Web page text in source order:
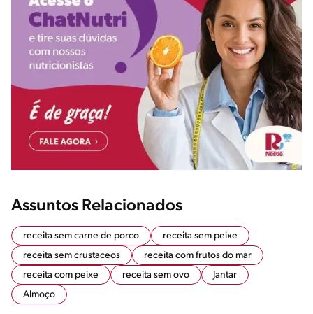
Assuntos Relacionados
receita sem carne de porco
receita sem peixe
receita sem crustaceos
receita com frutos do mar
receita com peixe
receita sem ovo
Jantar
Almoço